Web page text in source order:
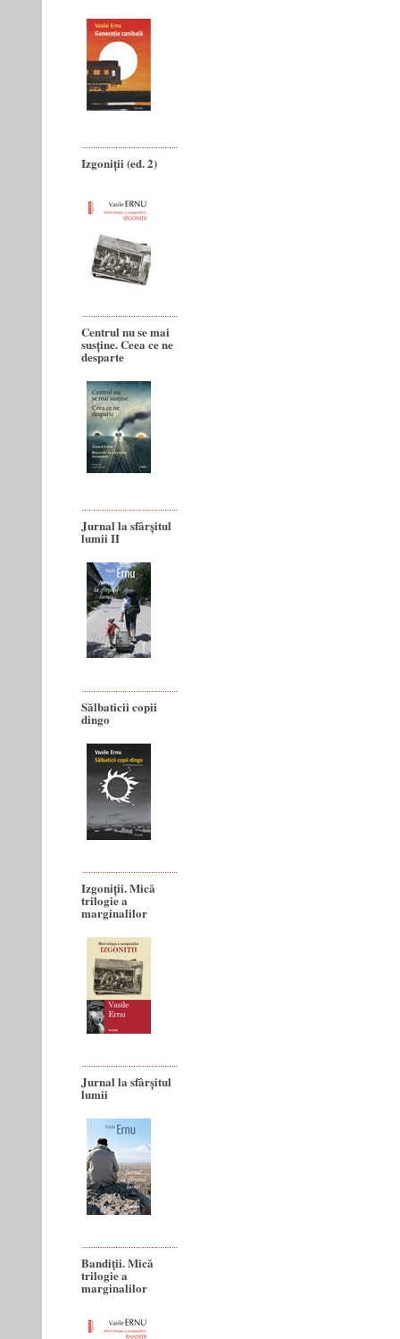
Izgoniții (ed. 2)
Centrul nu se mai
susține. Ceea ce ne
desparte
Jurnal la sfârșitul
lumii II
Sălbaticii copii
dingo
Izgoniții. Mică
trilogie a
marginalilor
Jurnal la sfârșitul
lumii
Bandiţii. Mică
trilogie a
marginalilor